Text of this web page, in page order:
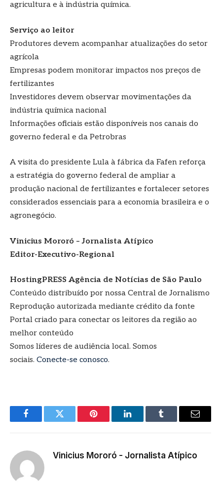
agricultura e à indústria química.
Serviço ao leitor
Produtores devem acompanhar atualizações do setor
agrícola
Empresas podem monitorar impactos nos preços de
fertilizantes
Investidores devem observar movimentações da
indústria química nacional
Informações oficiais estão disponíveis nos canais do
governo federal e da Petrobras
A visita do presidente Lula à fábrica da Fafen reforça
a estratégia do governo federal de ampliar a
produção nacional de fertilizantes e fortalecer setores
considerados essenciais para a economia brasileira e o
agronegócio.
Vinicius Mororó – Jornalista Atípico
Editor-Executivo-Regional
HostingPRESS Agência de Notícias de São Paulo
Conteúdo distribuído por nossa Central de Jornalismo
Reprodução autorizada mediante crédito da fonte
Portal criado para conectar os leitores da região ao
melhor conteúdo
Somos líderes de audiência local. Somos
sociais. Conecte-se conosco.
FacebookTwitter Pinterest LinkedInTumblr
E-
Vinicius Mororó - Jornalista Atípico